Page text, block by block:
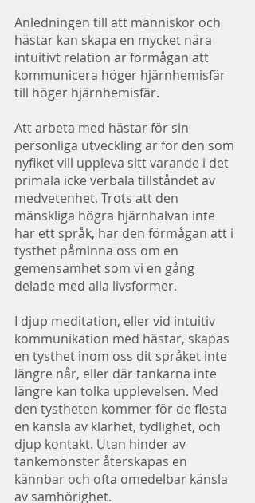
Anledningen till att människor och
hästar kan skapa en mycket nära
intuitivt relation är förmågan att
kommunicera höger hjärnhemisfär
till höger hjärnhemisfär.
Att arbeta med hästar för sin
personliga utveckling är för den som
nyfiket vill uppleva sitt varande i det
primala icke verbala tillståndet av
medvetenhet. Trots att den
mänskliga högra hjärnhalvan inte
har ett språk, har den förmågan att i
tysthet påminna oss om en
gemensamhet som vi en gång
delade med alla livsformer.
I djup meditation, eller vid intuitiv
kommunikation med hästar, skapas
en tysthet inom oss dit språket inte
längre når, eller där tankarna inte
längre kan tolka upplevelsen. Med
den tystheten kommer för de flesta
en känsla av klarhet, tydlighet, och
djup kontakt. Utan hinder av
tankemönster återskapas en
kännbar och ofta omedelbar känsla
av samhörighet.